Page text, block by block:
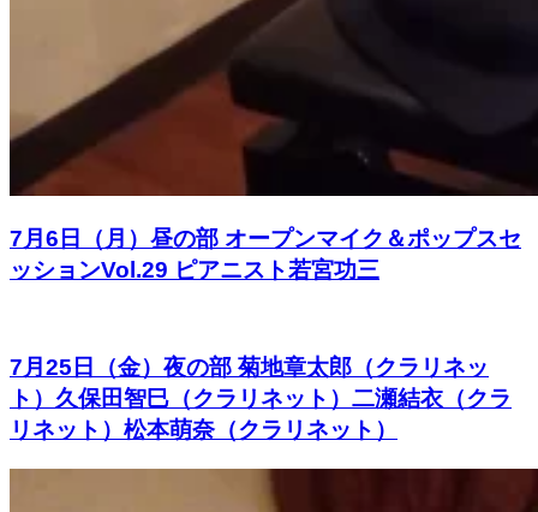
7月6日（月）昼の部 オープンマイク＆ポップスセ
ッションVol.29 ピアニスト若宮功三
7月25日（金）夜の部 菊地章太郎（クラリネッ
ト）久保田智巳（クラリネット）二瀬結衣（クラ
リネット）松本萌奈（クラリネット）